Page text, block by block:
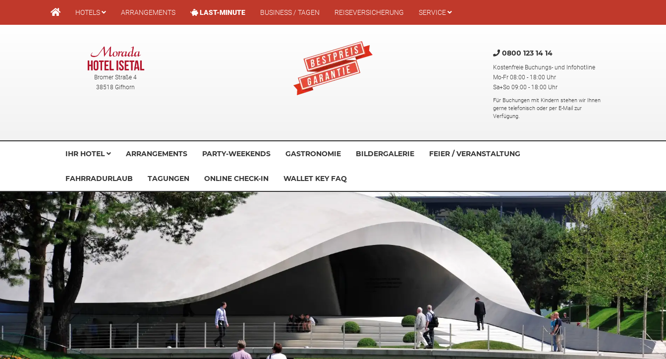
Inhalt
HOTELS ARRANGEMENTS LAST-MINUTE BUSINESS / TAGEN REISEVERSICHERUNG SERVICE
Bromer Straße 4
38518 Gifhorn
0800 123 14 14
Kostenfreie Buchungs- und Infohotline
Mo-Fr 08:00 - 18:00 Uhr
Sa+So 09:00 - 18:00 Uhr
Für Buchungen mit Kindern stehen wir Ihnen
gerne telefonisch oder per E-Mail zur
Verfügung.
IHR HOTEL ARRANGEMENTS PARTY-WEEKENDS GASTRONOMIE BILDERGALERIE FEIER / VERANSTALTUNG
FAHRRADURLAUB TAGUNGEN ONLINE CHECK-IN WALLET KEY FAQ